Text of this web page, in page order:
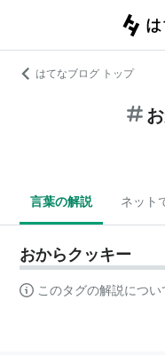
はてなブログ トップ
言葉の解説 ネット
おからクッキー
このタグの解説につい